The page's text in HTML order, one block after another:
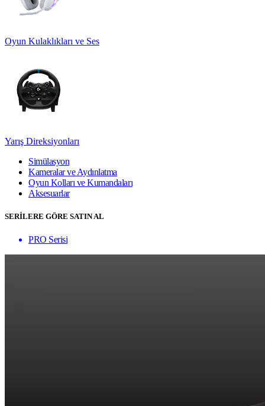
Oyun Kulaklıkları ve Ses
Yarış Direksiyonları
Simülasyon
Kameralar ve Aydınlatma
Oyun Kolları ve Kumandaları
Aksesuarlar
SERİLERE GÖRE SATIN AL
PRO Serisi